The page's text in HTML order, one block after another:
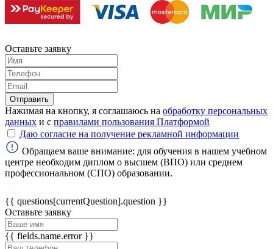
Оставьте заявку
Отправить
Нажимая на кнопку, я соглашаюсь на обработку персональных
данных и с правилами пользования Платформой
Даю согласие на получение рекламной информации
Обращаем ваше внимание: для обучения в нашем учебном
центре необходим диплом о высшем (ВПО) или среднем
профессиональном (СПО) образовании.
{{ questions[currentQuestion].question }}
Оставьте заявку
{{ fields.name.error }}
ChatApp
online
Мессенджеры
Свяжитесь с нами через любой удобный
мессенджер!